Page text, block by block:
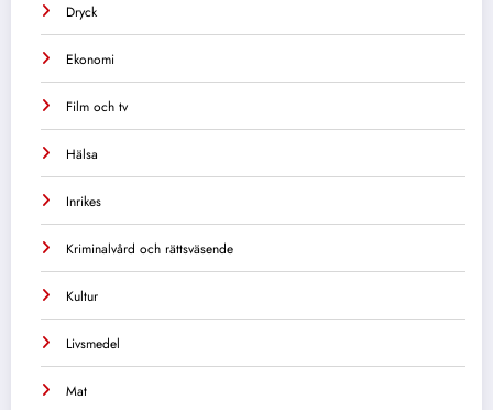
Dryck
Ekonomi
Film och tv
Hälsa
Inrikes
Kriminalvård och rättsväsende
Kultur
Livsmedel
Mat